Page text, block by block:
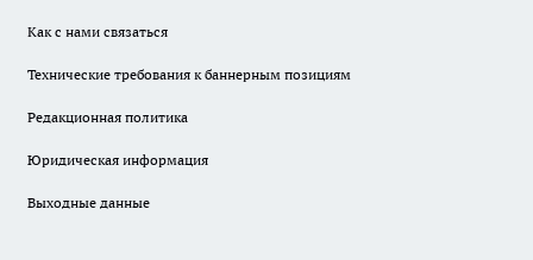
Как с нами связаться
Технические требования к баннерным позициям
Редакционная политика
Юридическая информация
Выходные данные